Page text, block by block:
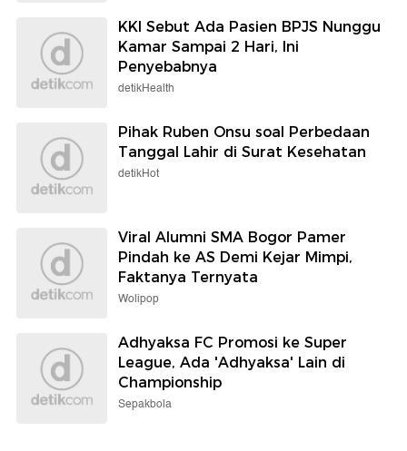
KKI Sebut Ada Pasien BPJS Nunggu
Kamar Sampai 2 Hari, Ini
Penyebabnya
detikHealth
Pihak Ruben Onsu soal Perbedaan
Tanggal Lahir di Surat Kesehatan
detikHot
Viral Alumni SMA Bogor Pamer
Pindah ke AS Demi Kejar Mimpi,
Faktanya Ternyata
Wolipop
Adhyaksa FC Promosi ke Super
League, Ada 'Adhyaksa' Lain di
Championship
Sepakbola